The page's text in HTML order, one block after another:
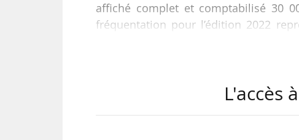
affiché complet et comptabilisé 30
fréquentation pour l’édition 2022
édition qui a vu se produire
L'accès